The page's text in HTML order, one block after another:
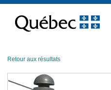
contenu
Retour aux résultats